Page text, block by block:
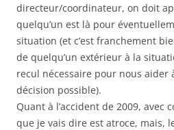
directeur/coordinateur, on doit
quelqu’un est là pour
situation (et c’est franchement
de quelqu’un extérieur à la
recul nécessaire pour nous
décision possible).
Quant à l’accident de 2009, avec
que je vais dire est atroce, mais,